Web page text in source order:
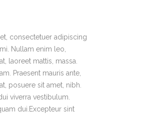
consectetuer adipiscing
Nullam enim leo,
laoreet mattis, massa.
Praesent mauris ante,
posuere sit amet, nibh.
viverra vestibulum.
dui.Excepteur sint